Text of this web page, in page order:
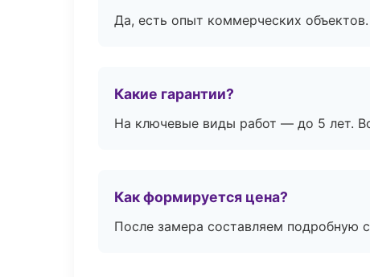
Да, есть опыт коммерческих
Какие гарантии?
На ключевые виды работ — до 5 лет.
Как формируется цена?
После замера составляем подробную